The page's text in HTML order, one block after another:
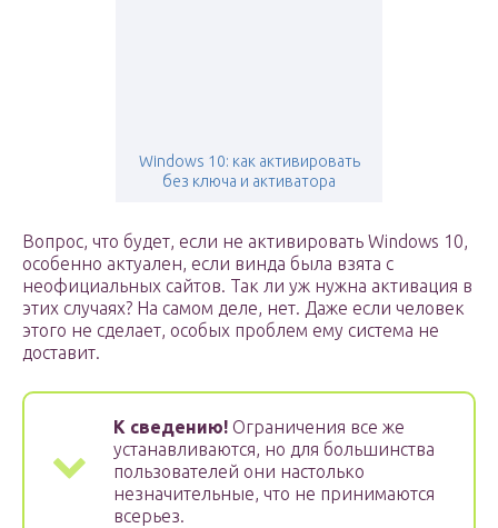
Windows 10: как активировать
без ключа и активатора
Вопрос, что будет, если не активировать Windows 10,
особенно актуален, если винда была взята с
неофициальных сайтов. Так ли уж нужна активация в
этих случаях? На самом деле, нет. Даже если человек
этого не сделает, особых проблем ему система не
доставит.
К сведению! Ограничения все же
устанавливаются, но для большинства
пользователей они настолько
незначительные, что не принимаются
всерьез.